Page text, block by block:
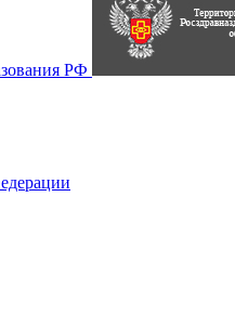
РФ